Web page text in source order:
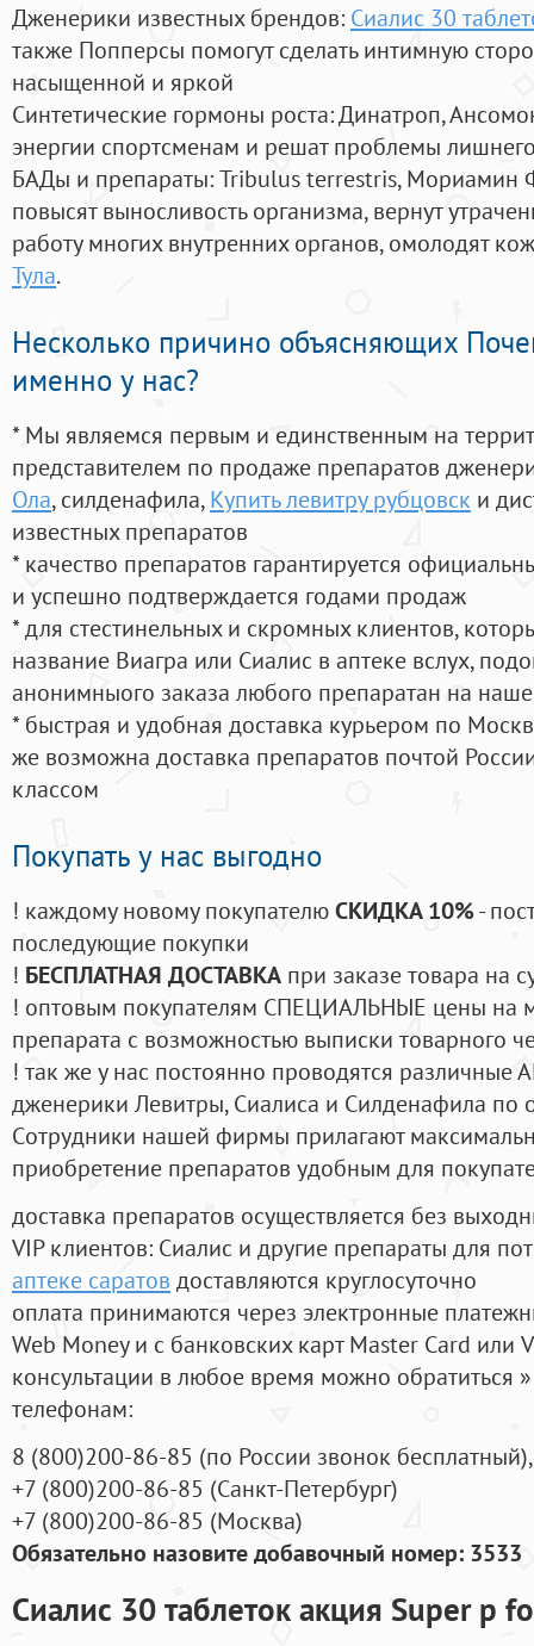
Дженерики известных брендов: Сиалис 30
также Попперсы помогут сделать интимную
насыщенной и яркой
Синтетические гормоны роста: Динатроп,
энергии спортсменам и решат проблемы
БАДы и препараты:Tribulus terrestris, Мориамин
повысят выносливость организма, вернут
работу многих внутренних органов, омолодят
Тула.
Несколько причино объясняющих
именно у нас?
* Мы являемся первым и единственным на
представителем по продаже препаратов
Ола, силденафила, Купить левитру рубцовск и
известных препаратов
* качество препаратов гарантируется
и успешно подтверждается годами продаж
* для стестинельных и скромных клиентов,
название Виагра или Сиалис в аптеке вслух,
анонимныого заказа любого препаратан на
* быстрая и удобная доставка курьером по
же возможна доставка препаратов почтой
классом
Покупать у нас выгодно
! каждому новому покупателюСКИДКА 10%-
последующие покупки
! БЕСПЛАТНАЯ ДОСТАВКА при заказе товара на
! оптовым покупателям СПЕЦИАЛЬНЫЕ цены на
препарата с возможностью выписки товарного
! так же у нас постоянно проводятся
дженерики Левитры, Сиалиса и Силденафила по
Cотрудники нашей фирмы прилагают
приобретение препаратов удобным для
доставка препаратов осуществляется без
VIP клиентов: Сиалис и другие препараты для
аптеке саратов доставляются круглосуточно
оплата принимаются через электронные
Web Money и с банковских карт Master Card или
консультации в любое время можно обратиться
телефонам:
8 (800)200-86-85 (по России звонок бесплатный),
+7 (800)200-86-85 (Санкт-Петербург)
+7 (800)200-86-85 (Москва)
Обязательно назовите добавочный номер: 3533
Сиалис 30 таблеток акция Super p